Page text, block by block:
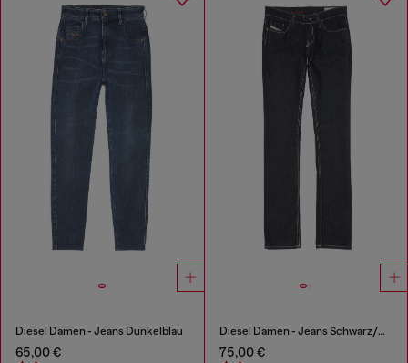
Diesel Damen - Jeans Dunkelblau
65,00 €
Diesel Damen - Jeans Schwarz/Dunkelgrau
75,00 €